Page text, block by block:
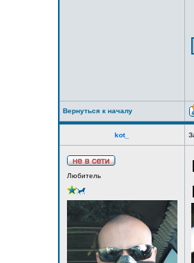
Вернуться к началу
kot_
Любитель